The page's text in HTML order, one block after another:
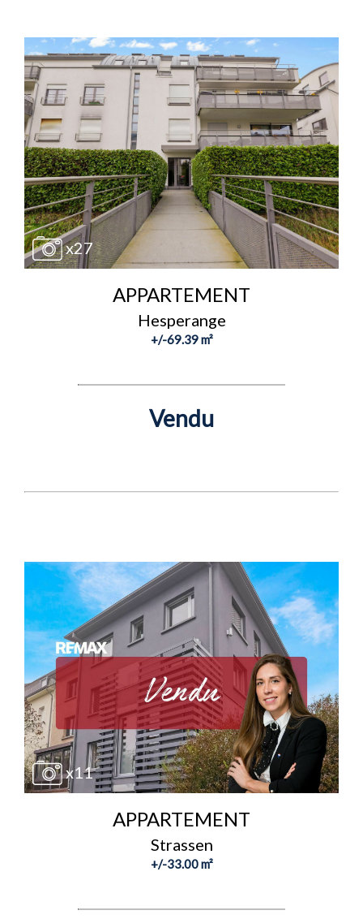
x27
APPARTEMENT
Hesperange
+/-69.39 m²
Vendu
x11
APPARTEMENT
Strassen
+/-33.00 m²